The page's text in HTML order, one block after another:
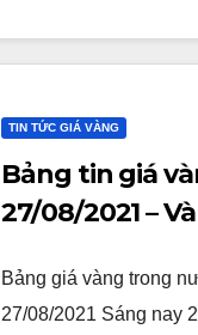
TIN TỨC GIÁ VÀNG
Bảng tin giá
27/08/2021 –
Bảng giá vàng trong
27/08/2021 Sáng nay